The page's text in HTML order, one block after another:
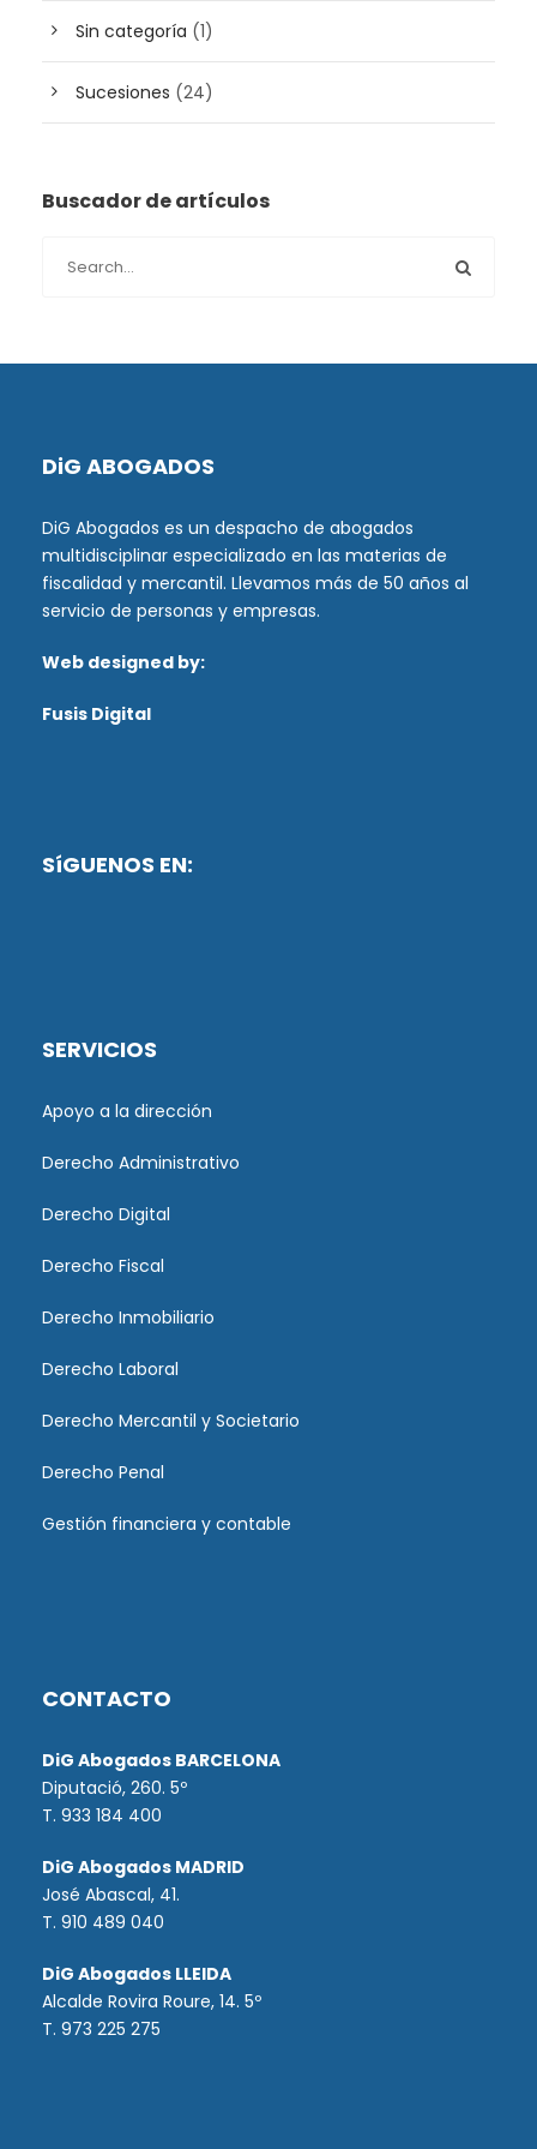
Sin categoría (1)
Sucesiones (24)
Buscador de artículos
DiG ABOGADOS
DiG Abogados es un despacho de abogados
multidisciplinar especializado en las materias de
fiscalidad y mercantil. Llevamos más de 50 años al
servicio de personas y empresas.
Web designed by:
Fusis Digital
SíGUENOS EN:
SERVICIOS
Apoyo a la dirección
Derecho Administrativo
Derecho Digital
Derecho Fiscal
Derecho Inmobiliario
Derecho Laboral
Derecho Mercantil y Societario
Derecho Penal
Gestión financiera y contable
CONTACTO
DiG Abogados BARCELONA
Diputació, 260. 5º
T. 933 184 400
DiG Abogados MADRID
José Abascal, 41.
T. 910 489 040
DiG Abogados LLEIDA
Alcalde Rovira Roure, 14. 5º
T. 973 225 275